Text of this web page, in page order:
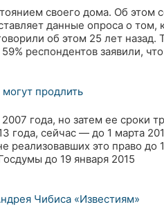
своего дома. Об этом
данные опроса о том,
об этом 25 лет назад.
респондентов заявили, что
продлить
года, но затем ее сроки
года, сейчас — до 1 марта
реализовавших это право до
до 19 января 2015
Чибиса «Известиям»